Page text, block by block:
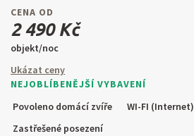
HLEDAT NA WEBU
CZ SK EN
PL
CENA OD
2 490 Kč
objekt/noc
Ukázat ceny
NEJOBLÍBENĚJŠÍ VYBAVENÍ
Povoleno domácí zvíře
WI-FI (Internet)
Zastřešené posezení